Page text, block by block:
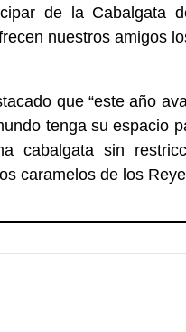
de la Cabalgata
nuestros amigos
que “este año
tenga su espacio
cabalgata sin
caramelos de los